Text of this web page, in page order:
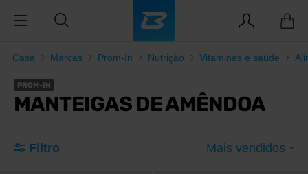
Casa Marcas Prom-In Nutrição Vitaminas e saúde
PROM-IN
MANTEIGAS DE AMÊNDOA
Filtro Mais vendidos